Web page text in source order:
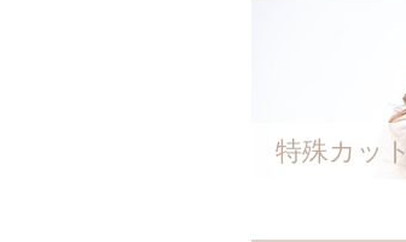
特殊カット